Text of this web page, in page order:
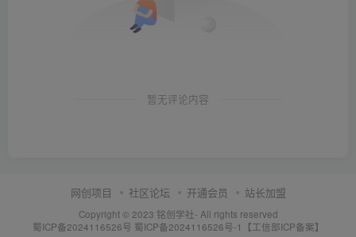
暂无评论内容
网创项目 社区论坛 开通会员 站长加盟
Copyright © 2023 铭创学社- All rights reserved
蜀ICP备2024116526号 蜀ICP备2024116526号-1【工信部ICP备案】